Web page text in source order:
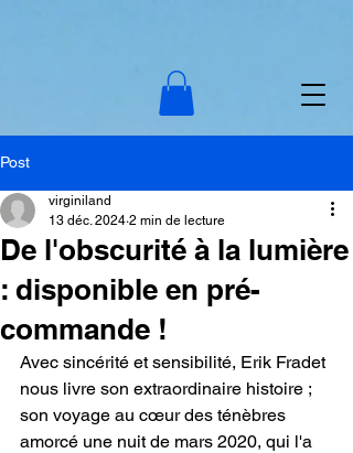
Post
De l'obscurité à la lumière
: disponible en pré-
commande !
virginiland
13 déc. 2024 2 min de lecture
Avec sincérité et sensibilité, Erik Fradet
nous livre son extraordinaire histoire ;
son voyage au cœur des ténèbres
amorcé une nuit de mars 2020, qui l'a